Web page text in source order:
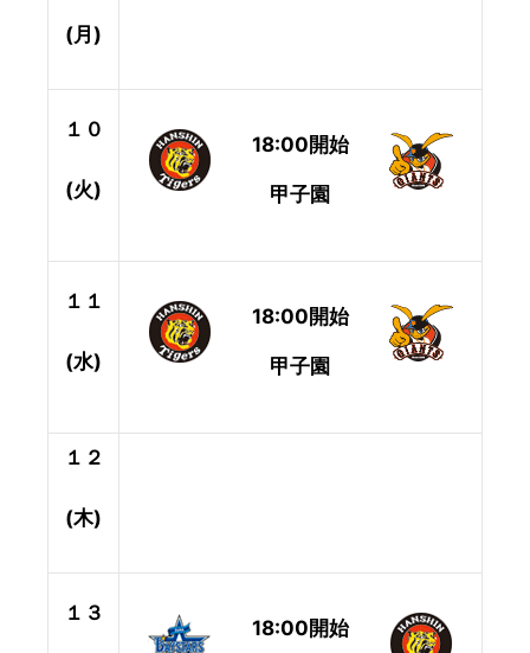
(月)
１０
(火)
18:00開始
甲子園
１１
(水)
18:00開始
甲子園
１２
(木)
１３
18:00開始